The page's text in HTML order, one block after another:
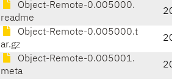
Object-Remote-0.005000.
readme
Object-Remote-0.005000.t
ar.gz
Object-Remote-0.005001.
meta